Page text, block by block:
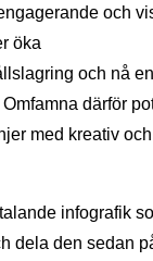
och
öka
och nå
därför
med kreativ
infografik
dela den sedan